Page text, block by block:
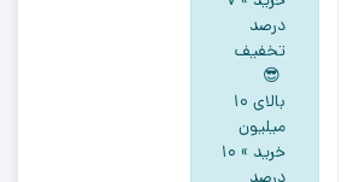
درصد
تخفیف
😎
بالای ۱۰
میلیون
خرید » ۱۰
درصد